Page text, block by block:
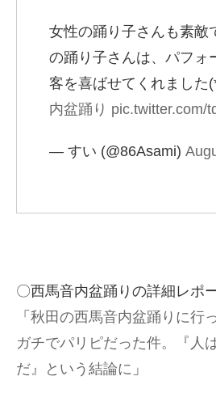
女性の踊り子さんも素敵
の踊り子さんは、パフォ
客を喜ばせてくれまし
内盆踊り pic.twitter.com/
— すい (@86Asami)
〇西馬音内盆踊りの詳細レポ
「 秋田の西馬音内盆踊りに行
ガチでパリピだった件。『人
だ』という結論に 」